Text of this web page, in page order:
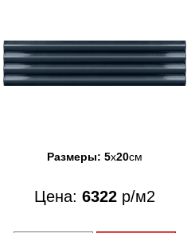
Размеры: 5x20см
Цена: 6322р/м2